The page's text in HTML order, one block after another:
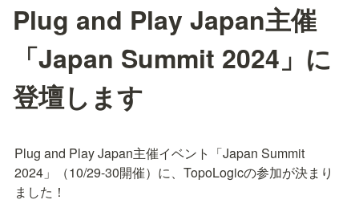
Plug and Play Japan主催
「Japan Summit 2024」に
登壇します
Plug and Play Japan主催イベント「Japan Summit
2024」（10/29-30開催）に、TopoLogicの参加が決まり
ました！